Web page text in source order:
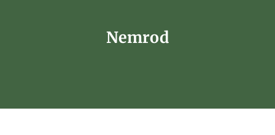
Nemrod